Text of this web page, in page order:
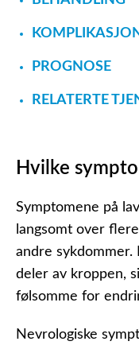
PROGNOSE
RELATERTE
Hvilke
Symptomene på
langsomt over
andre
deler av kroppen,
følsomme for
Nevrologiske